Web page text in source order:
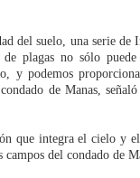
del suelo, una serie de
plagas no sólo puede
y podemos
de Manas,
que integra el cielo y
del condado de